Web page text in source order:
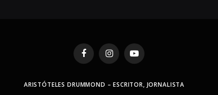
FacebookInstagramYouTube
ARISTÓTELES DRUMMOND – ESCRITOR, JORNALISTA